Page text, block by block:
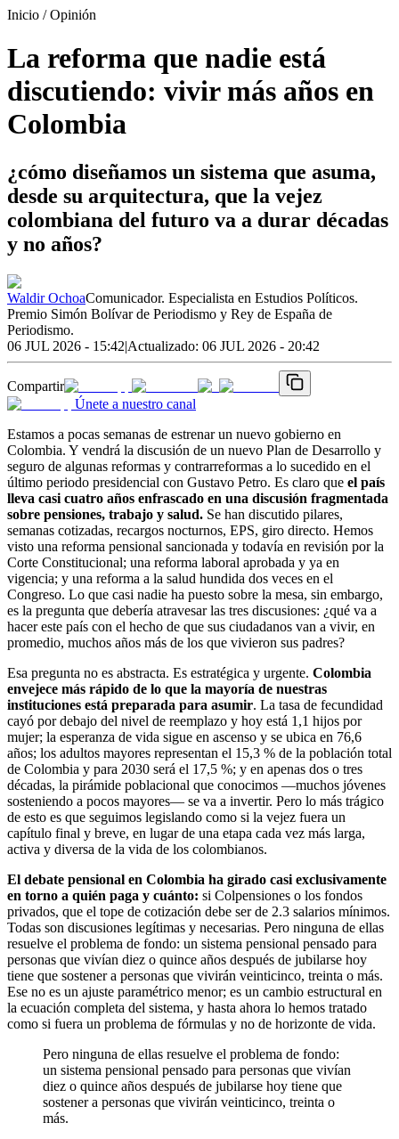
Inicio / Opinión
La reforma que nadie está
discutiendo: vivir más años en
Colombia
¿cómo diseñamos un sistema que asuma,
desde su arquitectura, que la vejez
colombiana del futuro va a durar décadas
y no años?
Waldir OchoaComunicador. Especialista en Estudios Políticos.
Premio Simón Bolívar de Periodismo y Rey de España de
Periodismo.
06 JUL 2026 - 15:42|Actualizado: 06 JUL 2026 - 20:42
Compartir
Únete a nuestro canal
Estamos a pocas semanas de estrenar un nuevo gobierno en
Colombia. Y vendrá la discusión de un nuevo Plan de Desarrollo y
seguro de algunas reformas y contrarreformas a lo sucedido en el
último periodo presidencial con Gustavo Petro. Es claro que el país
lleva casi cuatro años enfrascado en una discusión fragmentada
sobre pensiones, trabajo y salud. Se han discutido pilares,
semanas cotizadas, recargos nocturnos, EPS, giro directo. Hemos
visto una reforma pensional sancionada y todavía en revisión por la
Corte Constitucional; una reforma laboral aprobada y ya en
vigencia; y una reforma a la salud hundida dos veces en el
Congreso. Lo que casi nadie ha puesto sobre la mesa, sin embargo,
es la pregunta que debería atravesar las tres discusiones: ¿qué va a
hacer este país con el hecho de que sus ciudadanos van a vivir, en
promedio, muchos años más de los que vivieron sus padres?
Esa pregunta no es abstracta. Es estratégica y urgente. Colombia
envejece más rápido de lo que la mayoría de nuestras
instituciones está preparada para asumir. La tasa de fecundidad
cayó por debajo del nivel de reemplazo y hoy está 1,1 hijos por
mujer; la esperanza de vida sigue en ascenso y se ubica en 76,6
años; los adultos mayores representan el 15,3 % de la población total
de Colombia y para 2030 será el 17,5 %; y en apenas dos o tres
décadas, la pirámide poblacional que conocimos —muchos jóvenes
sosteniendo a pocos mayores— se va a invertir. Pero lo más trágico
de esto es que seguimos legislando como si la vejez fuera un
capítulo final y breve, en lugar de una etapa cada vez más larga,
activa y diversa de la vida de los colombianos.
El debate pensional en Colombia ha girado casi exclusivamente
en torno a quién paga y cuánto: si Colpensiones o los fondos
privados, que el tope de cotización debe ser de 2.3 salarios mínimos.
Todas son discusiones legítimas y necesarias. Pero ninguna de ellas
resuelve el problema de fondo: un sistema pensional pensado para
personas que vivían diez o quince años después de jubilarse hoy
tiene que sostener a personas que vivirán veinticinco, treinta o más.
Ese no es un ajuste paramétrico menor; es un cambio estructural en
la ecuación completa del sistema, y hasta ahora lo hemos tratado
como si fuera un problema de fórmulas y no de horizonte de vida.
Pero ninguna de ellas resuelve el problema de fondo:
un sistema pensional pensado para personas que vivían
diez o quince años después de jubilarse hoy tiene que
sostener a personas que vivirán veinticinco, treinta o
más.